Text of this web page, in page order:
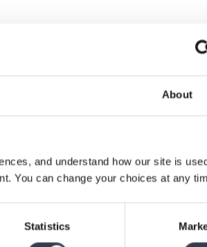
About
and understand how our site is
You can change your choices at any
Statistics